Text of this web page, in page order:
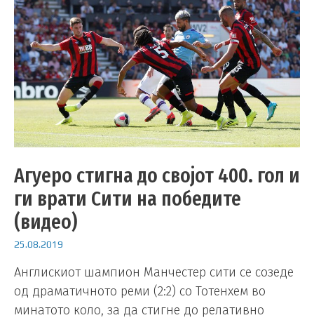
Агуеро стигна до својот 400. гол и
ги врати Сити на победите
(видео)
25.08.2019
Англискиот шампион Манчестер сити се созеде
од драматичното реми (2:2) со Тотенхем во
минатото коло, за да стигне до релативно